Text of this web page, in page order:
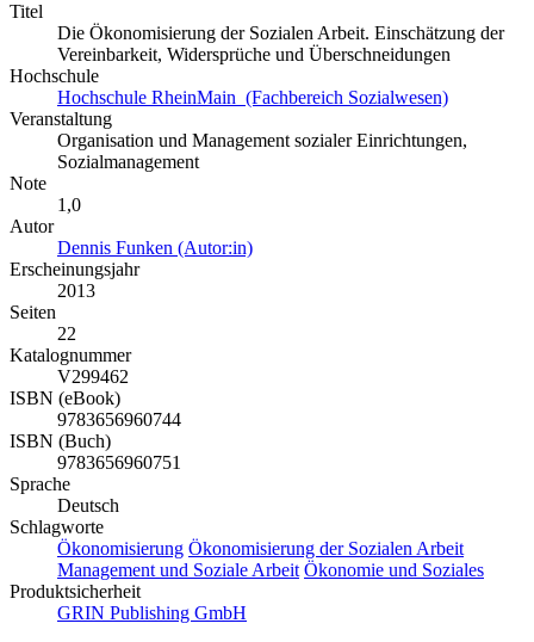
Titel
Die Ökonomisierung der Sozialen Arbeit. Einschätzung der
Vereinbarkeit, Widersprüche und Überschneidungen
Hochschule
Hochschule RheinMain (Fachbereich Sozialwesen)
Veranstaltung
Organisation und Management sozialer Einrichtungen,
Sozialmanagement
Note
1,0
Autor
Dennis Funken (Autor:in)
Erscheinungsjahr
2013
Seiten
22
Katalognummer
V299462
ISBN (eBook)
9783656960744
ISBN (Buch)
9783656960751
Sprache
Deutsch
Schlagworte
Ökonomisierung Ökonomisierung der Sozialen Arbeit
Management und Soziale Arbeit Ökonomie und Soziales
Produktsicherheit
GRIN Publishing GmbH